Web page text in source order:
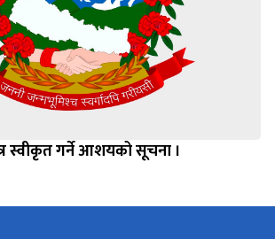
स्वीकृत गर्ने आशयको सूचना ।